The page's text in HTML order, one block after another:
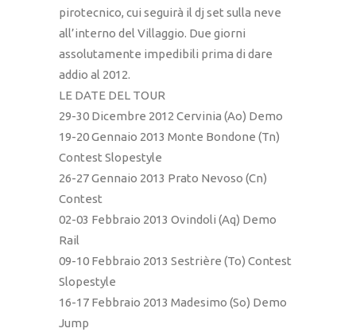
pirotecnico, cui seguirà il dj set sulla neve
all’interno del Villaggio. Due giorni
assolutamente impedibili prima di dare
addio al 2012.
LE DATE DEL TOUR
29-30 Dicembre 2012 Cervinia (Ao) Demo
19-20 Gennaio 2013 Monte Bondone (Tn)
Contest Slopestyle
26-27 Gennaio 2013 Prato Nevoso (Cn)
Contest
02-03 Febbraio 2013 Ovindoli (Aq) Demo
Rail
09-10 Febbraio 2013 Sestrière (To) Contest
Slopestyle
16-17 Febbraio 2013 Madesimo (So) Demo
Jump